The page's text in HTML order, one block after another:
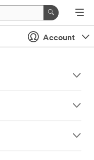
Account